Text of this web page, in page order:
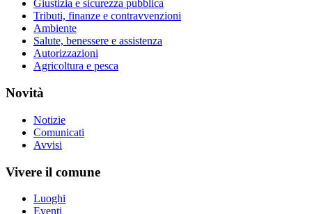
Giustizia e sicurezza pubblica
Tributi, finanze e contravvenzioni
Ambiente
Salute, benessere e assistenza
Autorizzazioni
Agricoltura e pesca
Novità
Notizie
Comunicati
Avvisi
Vivere il comune
Luoghi
Eventi